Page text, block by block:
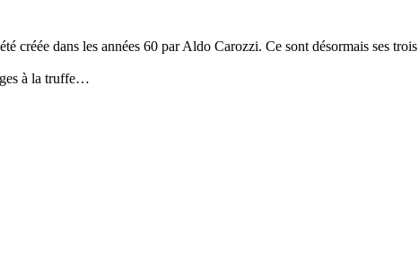
créée dans les années 60 par Aldo Carozzi. Ce sont désormais ses
à la truffe…